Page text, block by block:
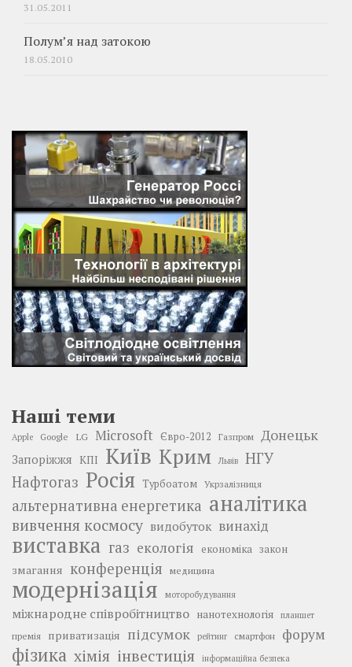
31.05.2011
Полум’я над затокою
18.05.2010
Наші теми
Apple Google LG Microsoft Євро-2012 Газпром Донецьк
Запоріжжя КПІ Київ Крим Львів
НГУ
Нафтогаз Росія Турбоатом Укрзалізниця
альтернативна енергетика аналітика
вивчення космосу видобуток винахід
виставка газ екологія економіка закон
змагання конференція медицина
модернізація моторобудування
міжнародне співробітництво нанотехнологія планшет
премія приватизація підсумок рейтинг смартфон форум
фізика хімія інвестиція інформаційна безпека